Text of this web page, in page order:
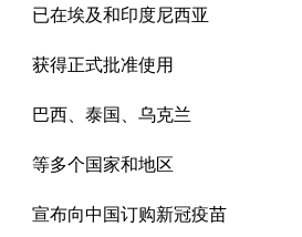
已在埃及和印度尼西亚
获得正式批准使用
巴西、泰国、乌克兰
等多个国家和地区
宣布向中国订购新冠疫苗